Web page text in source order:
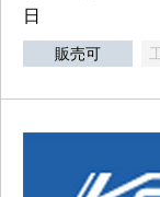
日
販売可